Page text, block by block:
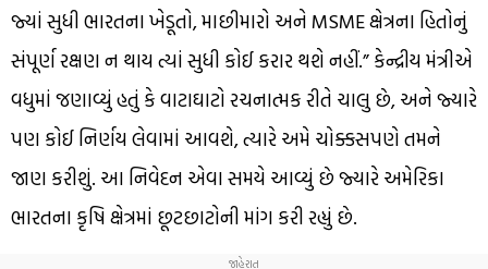
જ્યાં સુધી ભારતના ખેડૂતો, માછીમારો અને MSME ક્ષેત્રના હિતોનું
સંપૂર્ણ રક્ષણ ન થાય ત્યાં સુધી કોઈ કરાર થશે નહીં.” કેન્દ્રીય મંત્રીએ
વધુમાં જણાવ્યું હતું કે વાટાઘાટો રચનાત્મક રીતે ચાલુ છે, અને જ્યારે
પણ કોઈ નિર્ણય લેવામાં આવશે, ત્યારે અમે ચોક્કસપણે તમને
જાણ કરીશું. આ નિવેદન એવા સમયે આવ્યું છે જ્યારે અમેરિકા
ભારતના કૃષિ ક્ષેત્રમાં છૂટછાટોની માંગ કરી રહ્યું છે.